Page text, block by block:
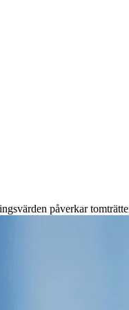
påverkar